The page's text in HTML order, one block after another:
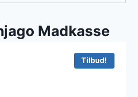
Madkasse
Tilbud!